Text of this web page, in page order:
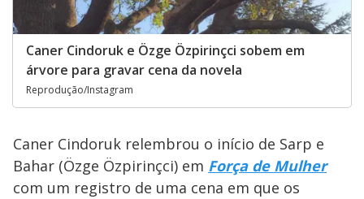
Caner Cindoruk e Özge Özpirinçci sobem em
árvore para gravar cena da novela
Reprodução/Instagram
Caner Cindoruk relembrou o início de Sarp e
Bahar (Özge Özpirinçci) em Força de Mulher
com um registro de uma cena em que os